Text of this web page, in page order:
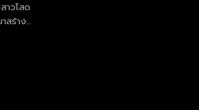
าวโสด
สร้าง
ด มี